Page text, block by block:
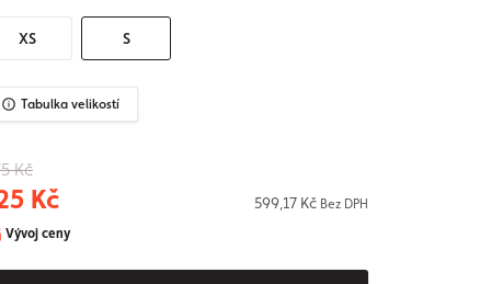
XS S
Tabulka velikostí
Kč
Kč 599,17 Kč Bez DPH
Vývoj ceny